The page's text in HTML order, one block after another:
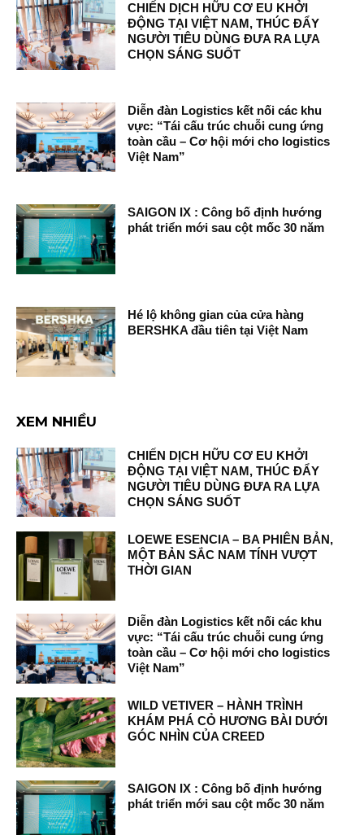
CHIẾN DỊCH HỮU CƠ EU KHỞI
ĐỘNG TẠI VIỆT NAM, THÚC ĐẨY
NGƯỜI TIÊU DÙNG ĐƯA RA LỰA
CHỌN SÁNG SUỐT
Diễn đàn Logistics kết nối các khu
vực: “Tái cấu trúc chuỗi cung ứng
toàn cầu – Cơ hội mới cho logistics
Việt Nam”
SAIGON IX : Công bố định hướng
phát triển mới sau cột mốc 30 năm
Hé lộ không gian của cửa hàng
BERSHKA đầu tiên tại Việt Nam
XEM NHIỀU
CHIẾN DỊCH HỮU CƠ EU KHỞI
ĐỘNG TẠI VIỆT NAM, THÚC ĐẨY
NGƯỜI TIÊU DÙNG ĐƯA RA LỰA
CHỌN SÁNG SUỐT
LOEWE ESENCIA – BA PHIÊN BẢN,
MỘT BẢN SẮC NAM TÍNH VƯỢT
THỜI GIAN
Diễn đàn Logistics kết nối các khu
vực: “Tái cấu trúc chuỗi cung ứng
toàn cầu – Cơ hội mới cho logistics
Việt Nam”
WILD VETIVER – HÀNH TRÌNH
KHÁM PHÁ CỎ HƯƠNG BÀI DƯỚI
GÓC NHÌN CỦA CREED
SAIGON IX : Công bố định hướng
phát triển mới sau cột mốc 30 năm